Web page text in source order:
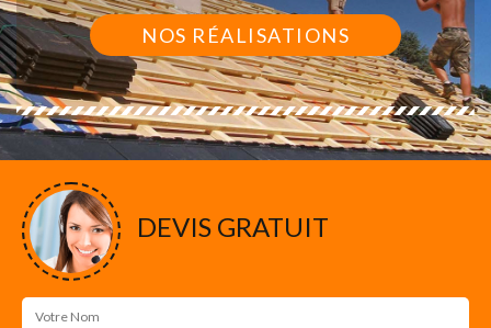
NOS RÉALISATIONS
DEVIS GRATUIT